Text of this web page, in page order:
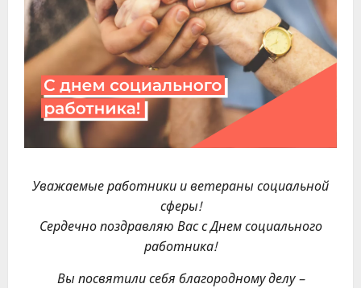
Уважаемые работники и ветераны социальной
сферы!
Сердечно поздравляю Вас с Днем социального
работника!
Вы посвятили себя благородному делу –